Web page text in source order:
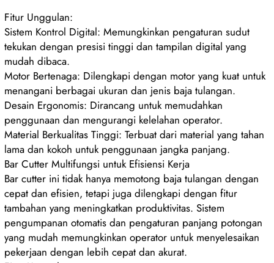
Fitur Unggulan:
Sistem Kontrol Digital: Memungkinkan pengaturan sudut
tekukan dengan presisi tinggi dan tampilan digital yang
mudah dibaca.
Motor Bertenaga: Dilengkapi dengan motor yang kuat untuk
menangani berbagai ukuran dan jenis baja tulangan.
Desain Ergonomis: Dirancang untuk memudahkan
penggunaan dan mengurangi kelelahan operator.
Material Berkualitas Tinggi: Terbuat dari material yang tahan
lama dan kokoh untuk penggunaan jangka panjang.
Bar Cutter Multifungsi untuk Efisiensi Kerja
Bar cutter ini tidak hanya memotong baja tulangan dengan
cepat dan efisien, tetapi juga dilengkapi dengan fitur
tambahan yang meningkatkan produktivitas. Sistem
pengumpanan otomatis dan pengaturan panjang potongan
yang mudah memungkinkan operator untuk menyelesaikan
pekerjaan dengan lebih cepat dan akurat.